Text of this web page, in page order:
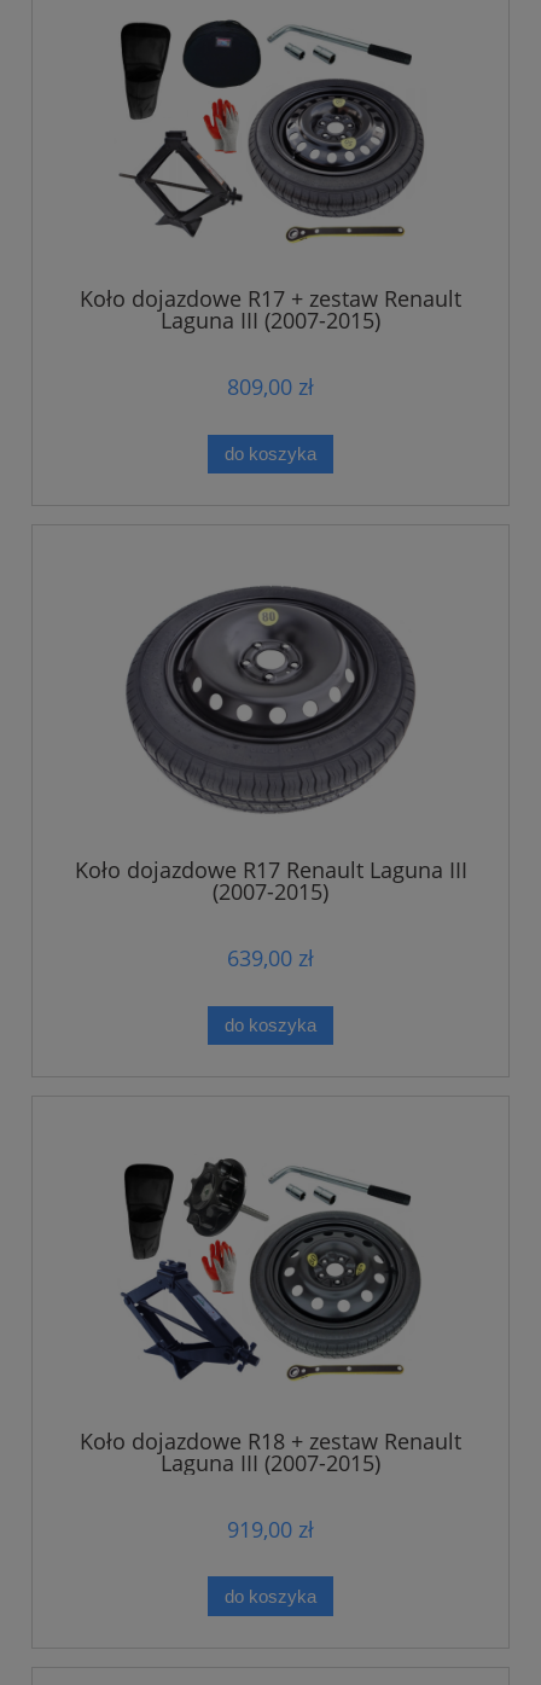
Koło dojazdowe R17 + zestaw Renault
Laguna III (2007-2015)
809,00 zł
do koszyka
Koło dojazdowe R17 Renault Laguna III
(2007-2015)
639,00 zł
do koszyka
Koło dojazdowe R18 + zestaw Renault
Laguna III (2007-2015)
919,00 zł
do koszyka